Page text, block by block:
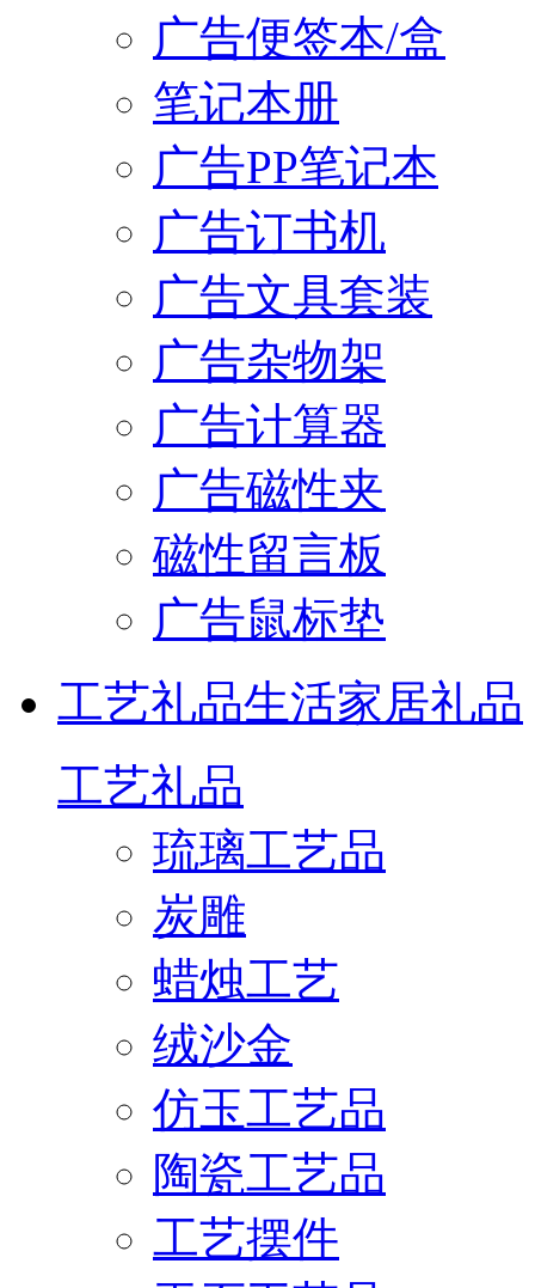
广告便签本/盒
笔记本册
广告PP笔记本
广告订书机
广告文具套装
广告杂物架
广告计算器
广告磁性夹
磁性留言板
广告鼠标垫
工艺礼品生活家居礼品
工艺礼品
琉璃工艺品
炭雕
蜡烛工艺
绒沙金
仿玉工艺品
陶瓷工艺品
工艺摆件